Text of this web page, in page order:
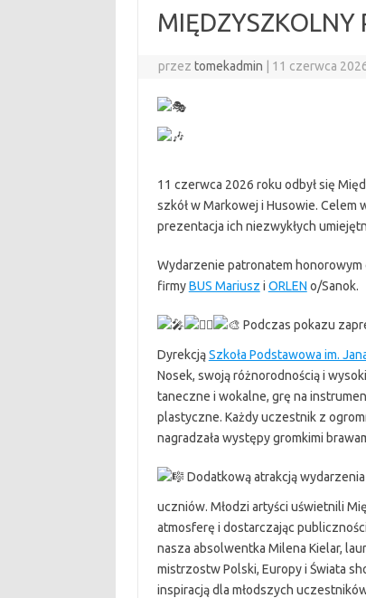
przeztomekadmin 11 czerwca
11 czerwca 2026 roku odbył się
szkół w Markowej i Husowie. Celem
prezentacja ich niezwykłych
Wydarzenie patronatem honorowym
firmyBUS Mariusz i ORLEN o/Sanok.
Podczas pokazu
DyrekcjąSzkoła Podstawowa im.
Nosek, swoją różnorodnością i
taneczne i wokalne, grę na
plastyczne. Każdy uczestnik z
nagradzała występy gromkimi
Dodatkową atrakcją
uczniów. Młodzi artyści uświetnili
atmosferę i dostarczając
nasza absolwentka Milena Kielar,
mistrzostw Polski, Europy i Świata
inspiracją dla młodszych